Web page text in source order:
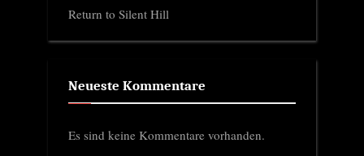
Return to Silent Hill
Neueste Kommentare
Es sind keine Kommentare vorhanden.